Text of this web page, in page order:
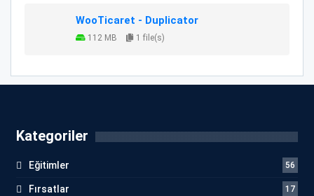
WooTicaret - Duplicator
112 MB 1 file(s)
Kategoriler
Eğitimler 56
Fırsatlar 17